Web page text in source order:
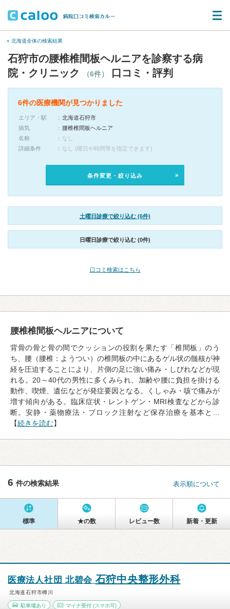
« 北海道全体の検索結果
石狩市の腰椎椎間板ヘルニアを診察する病
院・クリニック
（6件） 口コミ・評判
6件の医療機関が見つかりました
エリア・駅
北海道石狩市
病気
腰椎椎間板ヘルニア
名称
なし
詳細条件
なし (曜日や時間帯を指定できます)
条件変更・絞り込み
土曜日診療で絞り込む (6件)
日曜日診療で絞り込む (0件)
口コミ検索はこちら
腰椎椎間板ヘルニアについて
背骨の骨と骨の間でクッションの役割を果たす「椎間板」のう
ち、腰（腰椎：ようつい）の椎間板の中にあるゲル状の髄核が神
経を圧迫することにより、片側の足に強い痛み・しびれなどが現
れる。20～40代の男性に多くみられ、加齢や腰に負担を掛ける
動作、喫煙、遺伝などが発症要因となる。くしゃみ・咳で痛みが
増す傾向がある。臨床症状・レントゲン・MRI検査などから診
断。安静・薬物療法・ブロック注射など保存治療を基本と…
【続きを読む】
6 件の検索結果 表示順について
標準 ★の数 レビュー数 新着・更新
医療法人社団 北碧会 石狩中央整形外科
北海道石狩市樽川
駐車場あり マイナ受付(スマホ可)